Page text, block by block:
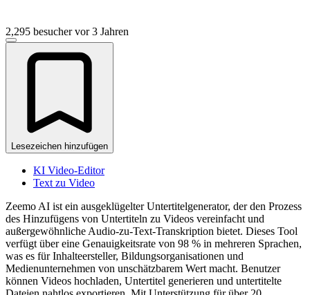
2,295 besucher vor 3 Jahren
Lesezeichen hinzufügen
KI Video-Editor
Text zu Video
Zeemo AI ist ein ausgeklügelter Untertitelgenerator, der den Prozess
des Hinzufügens von Untertiteln zu Videos vereinfacht und
außergewöhnliche Audio-zu-Text-Transkription bietet. Dieses Tool
verfügt über eine Genauigkeitsrate von 98 % in mehreren Sprachen,
was es für Inhalteersteller, Bildungsorganisationen und
Medienunternehmen von unschätzbarem Wert macht. Benutzer
können Videos hochladen, Untertitel generieren und untertitelte